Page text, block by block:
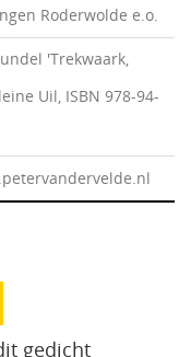
Roderwolde e.o.
'Trekwaark,
Uil, ISBN 978-94-
gedicht